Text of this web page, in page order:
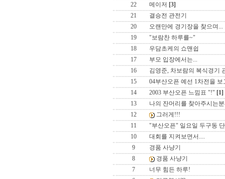
22
메이저 [3]
21
결승전 관전기
20
오랜만에 경기장을 찾으며
19
"보람찬 하루를~"
18
우담초케의 쇼맨쉽
17
부모 입장에서는...
16
김영준, 차보람의 복식경기
15
04부산오픈 예선 1차전을 보
14
2003 부산오픈 느낌표 "!" [1]
13
나의 잔머리를 찾아주시는
12
그러게!!!
11
"부산오픈" 일요일 두구동
10
대회를 지켜보면서....
9
경품 사냥기
8
경품 사냥기
7
너무 힘든 하루!